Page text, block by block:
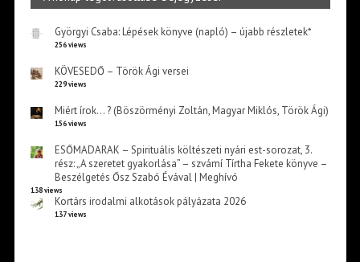
Györgyi Csaba: Lépések könyve (napló) – újabb részletek*
256 views
KÖVESEDŐ – Török Ági versei
229 views
Miért írok… ? (Böszörményi Zoltán, Magyar Miklós, Török Ági)
156 views
ESŐMADARAK – Spirituális költészeti nyári est-sorozat, 3.
rész: „A szeretet gyakorlása” – szvámí Tírtha Fekete könyve –
Beszélgetés Ősz Szabó Évával | Meghívó
138 views
Kortárs irodalmi alkotások pályázata 2026
137 views